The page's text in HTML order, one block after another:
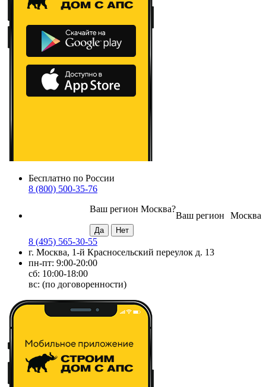
Бесплатно по России
8 (800) 500-35-76
Москва
Ваш регион
Ваш регион Москва?
8 (495) 565-30-55
г. Москва, 1-й Красносельский переулок д. 13
пн-пт: 9:00-20:00
сб: 10:00-18:00
вс: (по договоренности)